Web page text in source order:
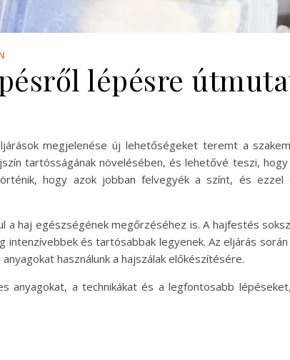
lépésre
megjelenése új lehetőségeket teremt a
tartósságának növelésében, és lehetővé teszi,
hogy azok jobban felvegyék a színt, és ezzel
a haj egészségének megőrzéséhez is. A hajfestés
intenzívebbek és tartósabbak legyenek. Az eljárás
használunk a hajszálak előkészítésére.
anyagokat, a technikákat és a legfontosabb